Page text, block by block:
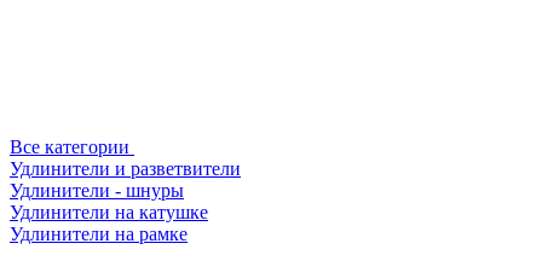
Все категории
Удлинители и разветвители
Удлинители - шнуры
Удлинители на катушке
Удлинители на рамке